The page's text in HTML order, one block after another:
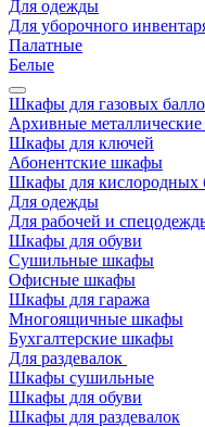
Для одежды
Для уборочного
Палатные
Белые
Шкафы для газовых
Архивные
Шкафы для ключей
Абонентские шкафы
Шкафы для кислородных
Для одежды
Для рабочей и
Шкафы для обуви
Сушильные шкафы
Офисные шкафы
Шкафы для гаража
Многоящичные шкафы
Бухгалтерские шкафы
Для раздевалок
Шкафы сушильные
Шкафы для обуви
Шкафы для раздевалок